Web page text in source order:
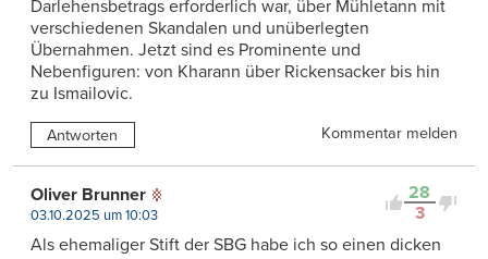
Darlehensbetrags erforderlich war, über Mühletann mit
verschiedenen Skandalen und unüberlegten
Übernahmen. Jetzt sind es Prominente und
Nebenfiguren: von Kharann über Rickensacker bis hin
zu Ismailovic.
Antworten Kommentar melden
28
3
Oliver Brunner
03.10.2025 um 10:03
Als ehemaliger Stift der SBG habe ich so einen dicken